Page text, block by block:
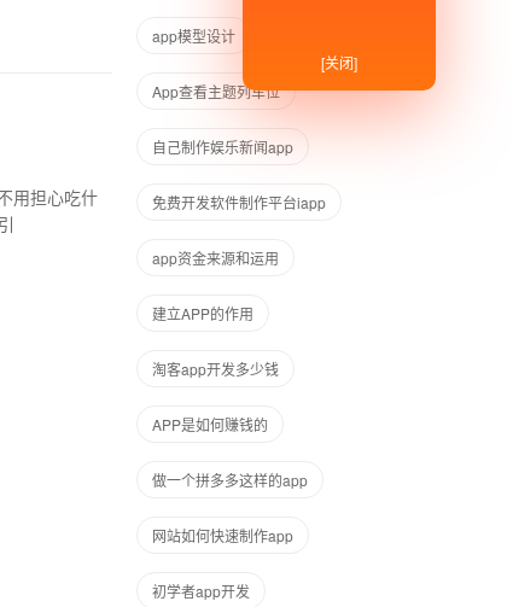
app模型设计
App查看主题列车位
自己制作娱乐新闻app
免费开发软件制作平台iapp
app资金来源和运用
建立APP的作用
淘客app开发多少钱
APP是如何赚钱的
做一个拼多多这样的app
网站如何快速制作app
初学者app开发
[关闭]